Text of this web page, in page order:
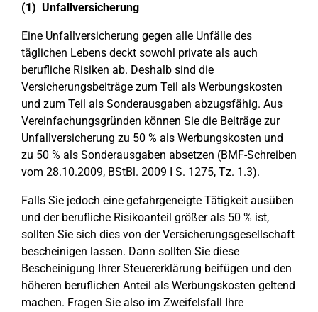
(1) Unfallversicherung
Eine Unfallversicherung gegen alle Unfälle des
täglichen Lebens deckt sowohl private als auch
berufliche Risiken ab. Deshalb sind die
Versicherungsbeiträge zum Teil als Werbungskosten
und zum Teil als Sonderausgaben abzugsfähig. Aus
Vereinfachungsgründen können Sie die Beiträge zur
Unfallversicherung zu 50 % als Werbungskosten und
zu 50 % als Sonderausgaben absetzen (BMF-Schreiben
vom 28.10.2009, BStBl. 2009 I S. 1275, Tz. 1.3).
Falls Sie jedoch eine gefahrgeneigte Tätigkeit ausüben
und der berufliche Risikoanteil größer als 50 % ist,
sollten Sie sich dies von der Versicherungsgesellschaft
bescheinigen lassen. Dann sollten Sie diese
Bescheinigung Ihrer Steuererklärung beifügen und den
höheren beruflichen Anteil als Werbungskosten geltend
machen. Fragen Sie also im Zweifelsfall Ihre